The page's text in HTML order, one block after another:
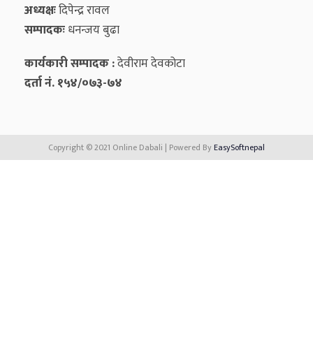
अध्यक्षःदिपेन्द्र रावल
सम्पादकःधनन्‍जय बुढा
कार्यकारी सम्पादक :देवीराम देवकोटा
दर्ता नं. १५४/०७३-७४
Copyright © 2021 Online Dabali | Powered ByEasySoftnepal